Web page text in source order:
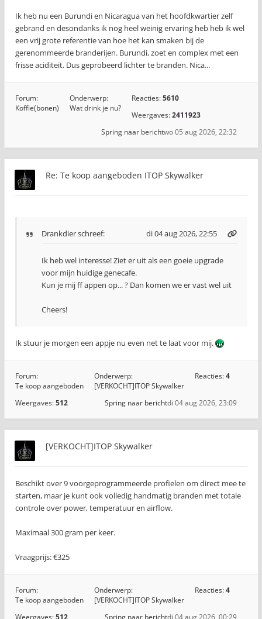
Ik heb nu een Burundi en Nicaragua van het hoofdkwartier zelf
gebrand en desondanks ik nog heel weinig ervaring heb heb ik wel
een vrij grote referentie van hoe het kan smaken bij de
gerenommeerde branderijen. Burundi, zoet en complex met een
frisse aciditeit. Dus geprobeerd lichter te branden. Nica...
Forum:
Koffie(bonen)
Onderwerp:
Wat drink je nu?
Reacties:5610
Weergaves:2411923
wo 05 aug 2026, 22:32
Spring naar bericht
Re: Te koop aangeboden ITOP Skywalker
Drankdierschreef: di 04 aug 2026, 22:55
Ik heb wel interesse! Ziet er uit als een goeie upgrade
voor mijn huidige genecafe.
Kun je mij ff appen op... ? Dan komen we er vast wel uit
Cheers!
Ik stuur je morgen een appje nu even net te laat voor mij.
Forum:
Te koop aangeboden
Onderwerp:
[VERKOCHT]ITOP Skywalker
Reacties:4
Weergaves:512 di 04 aug 2026, 23:09
Spring naar bericht
[VERKOCHT]ITOP Skywalker
Beschikt over 9 voorgeprogrammeerde profielen om direct mee te
starten, maar je kunt ook volledig handmatig branden met totale
controle over power, temperatuur en airflow.
Maximaal 300 gram per keer.
Vraagprijs: €325
Forum:
Te koop aangeboden
Onderwerp:
[VERKOCHT]ITOP Skywalker
Reacties:4
Weergaves:512 di 04 aug 2026, 00:29
Spring naar bericht